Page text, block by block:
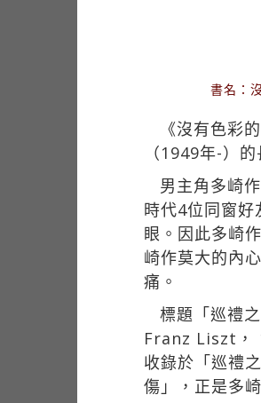
書名：
《沒有色彩
（1949年-）
男主角多崎
時代4位同窗
眼。因此多崎
崎作莫大的內
痛。
標題「巡禮
Franz Liszt，
收錄於「巡禮
傷」，正是多